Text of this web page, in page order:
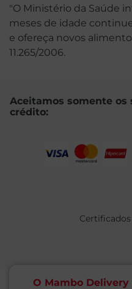
O Mambo
"O Ministério da Saúde
meses de idade
e ofereça novos
11.265/2006.
Aceitamos somente os
crédito: